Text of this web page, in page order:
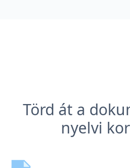
Törd át a
nyelvi